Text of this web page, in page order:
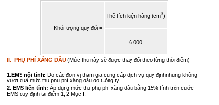
Khối lượng quy đổi =
Thể tích kiện hàng (cm3)
6.000
II. PHỤ PHÍ XĂNG DẦU(Mức thu này sẽ được thay đổi theo từng thời điểm)
1.EMS nội tỉnh: Do các đơn vị tham gia cung cấp dịch vụ quy địnhnhưng không
vượt quá mức thu phụ phí xăng dầu do Công ty
2. EMS liên tỉnh:Áp dụng mức thu phụ phí xăng dầu bằng 15% tính trên cước
EMS quy định tại điểm 1, 2 Mục I.